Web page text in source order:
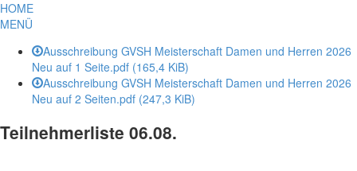
HOME
MENÜ
Ausschreibung GVSH Meisterschaft Damen und Herren 2026
Neu auf 1 Seite.pdf (165,4 KiB)
Ausschreibung GVSH Meisterschaft Damen und Herren 2026
Neu auf 2 Seiten.pdf (247,3 KiB)
Teilnehmerliste 06.08.